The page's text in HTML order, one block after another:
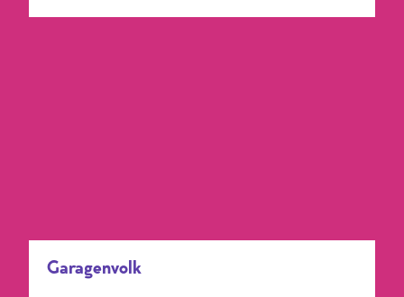
Garagenvolk